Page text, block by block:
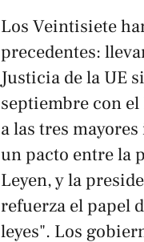
Los Veintisiete
precedentes:
Justicia de la UE
septiembre con
a las tres
un pacto entre la
Leyen, y la
refuerza el papel
leyes". Los